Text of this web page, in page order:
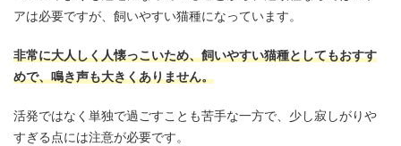
アは必要ですが、飼いやすい猫種になっています。
非常に大人しく人懐っこいため、飼いやすい猫種としてもおすす
めで、鳴き声も大きくありません。
活発ではなく単独で過ごすことも苦手な一方で、少し寂しがりや
すぎる点には注意が必要です。